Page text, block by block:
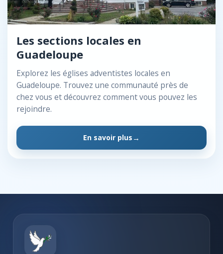
Les sections locales en
Guadeloupe
Explorez les églises adventistes locales en
Guadeloupe. Trouvez une communauté près de
chez vous et découvrez comment vous pouvez les
rejoindre.
En savoir plus